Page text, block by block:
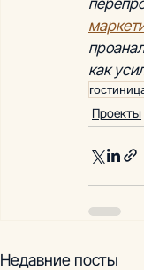
как
Проекты
Недавние посты